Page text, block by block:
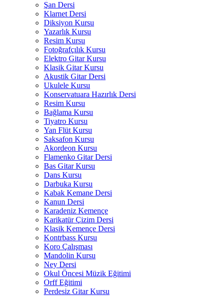
Şan Dersi
Klarnet Dersi
Diksiyon Kursu
Yazarlık Kursu
Resim Kursu
Fotoğrafçılık Kursu
Elektro Gitar Kursu
Klasik Gitar Kursu
Akustik Gitar Dersi
Ukulele Kursu
Konservatuara Hazırlık Dersi
Resim Kursu
Bağlama Kursu
Tiyatro Kursu
Yan Flüt Kursu
Saksafon Kursu
Akordeon Kursu
Flamenko Gitar Dersi
Bas Gitar Kursu
Dans Kursu
Darbuka Kursu
Kabak Kemane Dersi
Kanun Dersi
Karadeniz Kemençe
Karikatür Çizim Dersi
Klasik Kemençe Dersi
Kontrbass Kursu
Koro Çalışması
Mandolin Kursu
Ney Dersi
Okul Öncesi Müzik Eğitimi
Orff Eğitimi
Perdesiz Gitar Kursu